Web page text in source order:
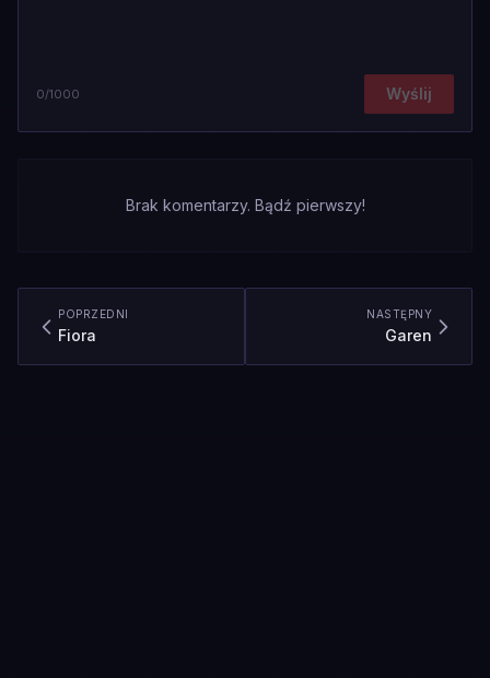
0/1000 Wyślij
Brak komentarzy. Bądź pierwszy!
POPRZEDNI
Fiora
NASTĘPNY
Garen